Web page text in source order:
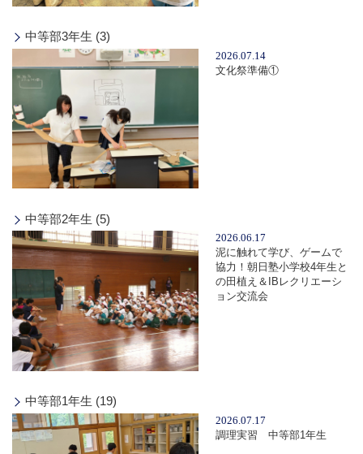
中等部3年生 (3)
2026.07.14
文化祭準備①
中等部2年生 (5)
2026.06.17
泥に触れて学び、ゲームで
協力！朝日塾小学校4年生と
の田植え＆IBレクリエーシ
ョン交流会
中等部1年生 (19)
2026.07.17
調理実習 中等部1年生